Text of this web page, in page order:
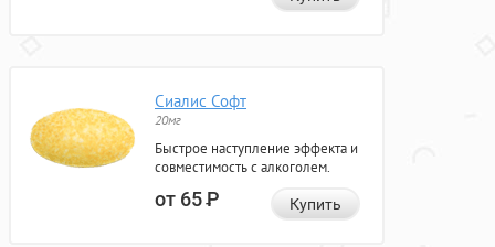
Сиалис Софт
20мг
Быстрое наступление эффекта и
совместимость с алкоголем.
от 65Р Купить